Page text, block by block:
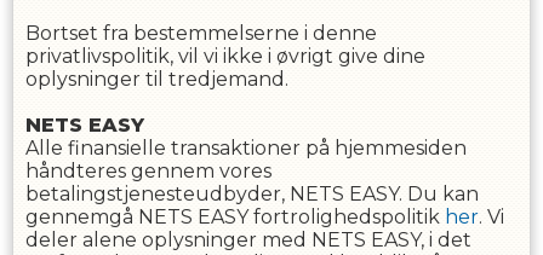
Bortset fra bestemmelserne i denne
privatlivspolitik, vil vi ikke i øvrigt give dine
oplysninger til tredjemand.
NETS EASY
Alle finansielle transaktioner på hjemmesiden
håndteres gennem vores
betalingstjenesteudbyder, NETS EASY. Du kan
gennemgå NETS EASY fortrolighedspolitik her. Vi
deler alene oplysninger med NETS EASY, i det